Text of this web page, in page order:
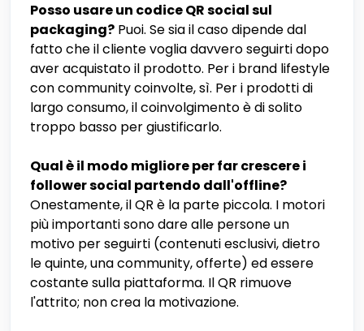
Posso usare un codice QR social sul
packaging? Puoi. Se sia il caso dipende dal
fatto che il cliente voglia davvero seguirti dopo
aver acquistato il prodotto. Per i brand lifestyle
con community coinvolte, sì. Per i prodotti di
largo consumo, il coinvolgimento è di solito
troppo basso per giustificarlo.
Qual è il modo migliore per far crescere i
follower social partendo dall'offline?
Onestamente, il QR è la parte piccola. I motori
più importanti sono dare alle persone un
motivo per seguirti (contenuti esclusivi, dietro
le quinte, una community, offerte) ed essere
costante sulla piattaforma. Il QR rimuove
l'attrito; non crea la motivazione.